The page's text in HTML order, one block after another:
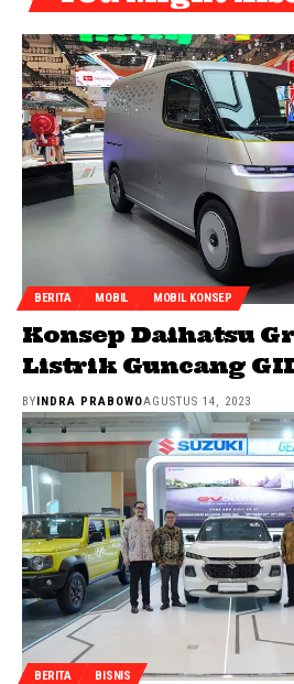
BERITA MOBIL MOBIL KONSEP
Konsep Daihatsu
Listrik Guncang
BYINDRA PRABOWOAGUSTUS 14, 2023
BERITA BISNIS